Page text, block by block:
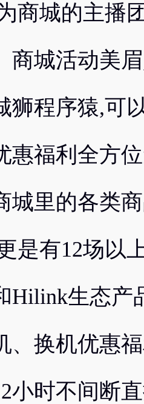
商城的主播
商城活动美
狮程序猿,可
惠福利全方
城里的各类
是有12场以
Hilink生态产
、换机优惠
小时不间断